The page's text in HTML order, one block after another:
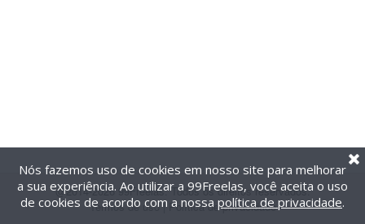
@2014-2026 99Freelas. Todos os direitos reservados.
Termos de uso| Política de privacidade
Nós fazemos uso de cookies em nosso site para melhorar
a sua experiência. Ao utilizar a 99Freelas, você aceita o uso
de cookies de acordo com a nossa política de privacidade.